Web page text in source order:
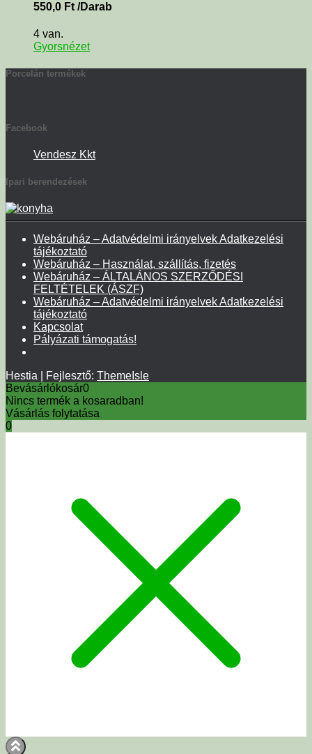
550,0 Ft /Darab
4 van.
Gyorsnézet
Porcelán termékek
Facebook
Vendesz Kkt
Ipari berendezések
Webáruház – Adatvédelmi irányelvek Adatkezelési
tájékoztató
Webáruház – Használat, szállítás, fizetés
Webáruház – ÁLTALÁNOS SZERZŐDÉSI
FELTÉTELEK (ÁSZF)
Webáruház – Adatvédelmi irányelvek Adatkezelési
tájékoztató
Kapcsolat
Pályázati támogatás!
Hestia | Fejlesztő: ThemeIsle
Bevásárlókosár0
Nincs termék a kosaradban!
Vásárlás folytatása
0